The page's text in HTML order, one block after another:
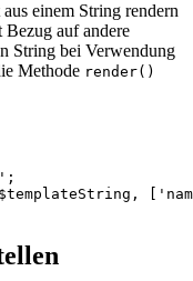
einem String rendern
Bezug auf andere
String bei Verwendung
Methode render()